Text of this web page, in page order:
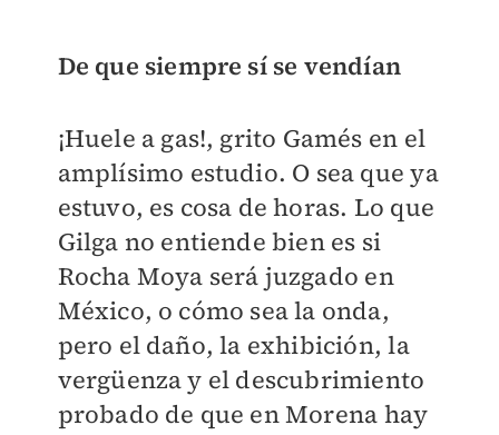
De que siempre sí se vendían
¡Huele a gas!, grito Gamés en el
amplísimo estudio. O sea que ya
estuvo, es cosa de horas. Lo que
Gilga no entiende bien es si
Rocha Moya será juzgado en
México, o cómo sea la onda,
pero el daño, la exhibición, la
vergüenza y el descubrimiento
probado de que en Morena hay